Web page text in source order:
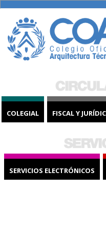
COLEGIAL FISCAL Y
SERVICIOS ELECTRÓNICOS